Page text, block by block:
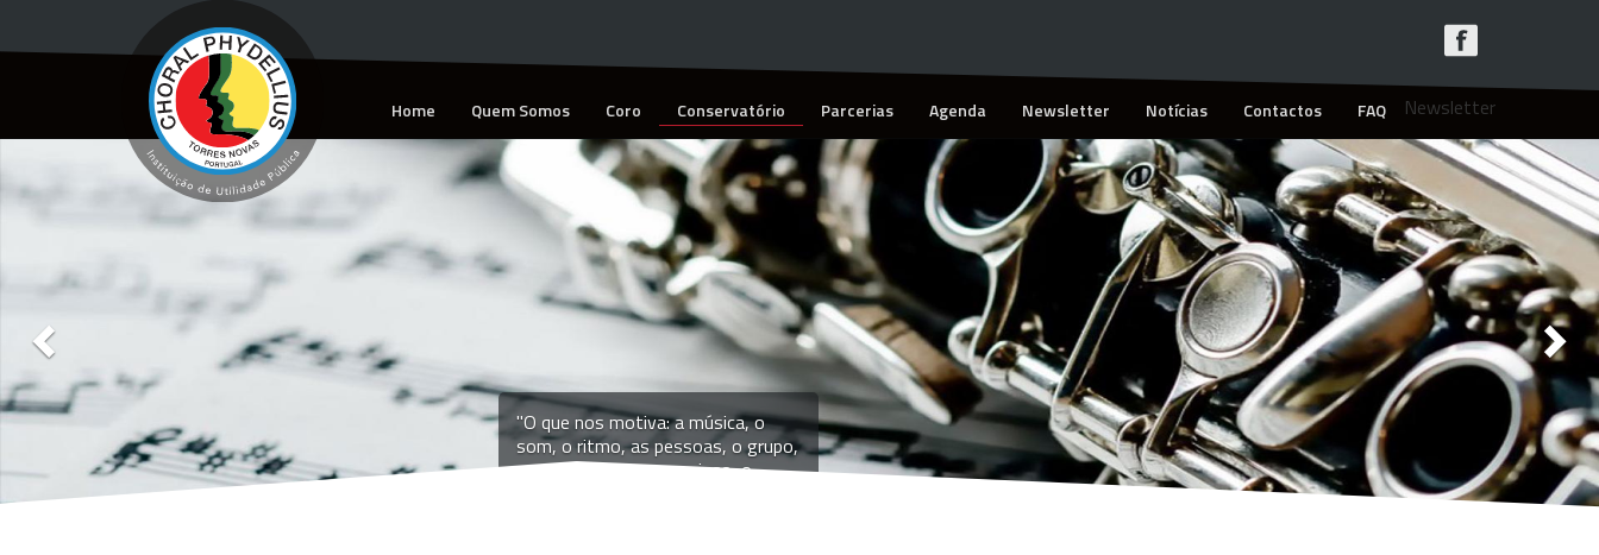
Home Quem Somos Coro Conservatório Parcerias Newsletter
Agenda Newsletter Notícias Contactos FAQ
"O que nos motiva: a música, o
som, o ritmo, as pessoas, o grupo,
o convívio, o compromisso, o